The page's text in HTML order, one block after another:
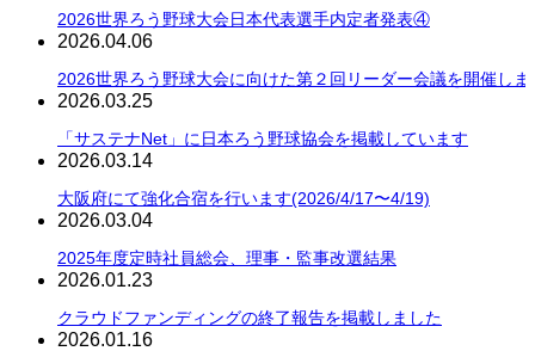
2026世界ろう野球大会日本代表選手内定者発表④
2026.04.06
2026世界ろう野球大会に向けた第２回リーダー会議を開催しま
2026.03.25
「サステナNet」に日本ろう野球協会を掲載しています
2026.03.14
大阪府にて強化合宿を行います(2026/4/17〜4/19)
2026.03.04
2025年度定時社員総会、理事・監事改選結果
2026.01.23
クラウドファンディングの終了報告を掲載しました
2026.01.16